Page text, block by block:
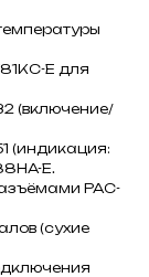
E для
(включение/
(индикация:
E.
PAC-
(сухие